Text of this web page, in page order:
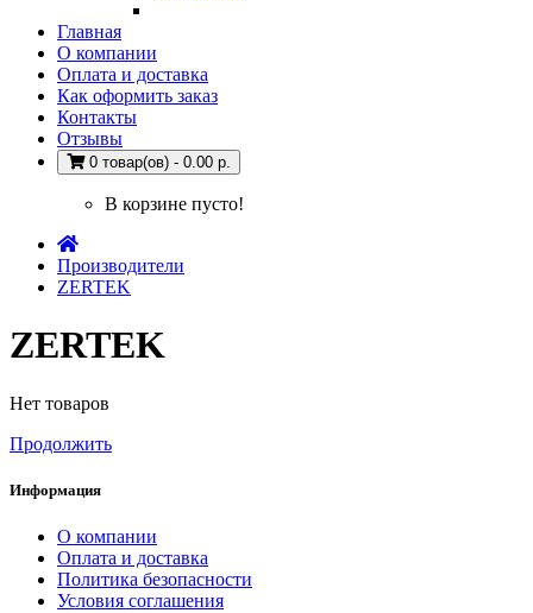
Главная
О компании
Оплата и доставка
Как оформить заказ
Контакты
Отзывы
0 товар(ов) - 0.00 р.
В корзине пусто!
Производители
ZERTEK
ZERTEK
Нет товаров
Продолжить
Информация
О компании
Оплата и доставка
Политика безопасности
Условия соглашения